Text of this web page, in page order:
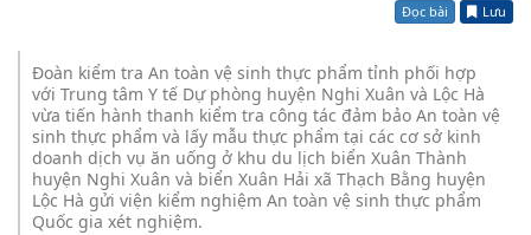
Đọc bài Lưu
Đoàn kiểm tra An toàn vệ sinh thực phẩm tỉnh phối hợp
với Trung tâm Y tế Dự phòng huyện Nghi Xuân và Lộc Hà
vừa tiến hành thanh kiểm tra công tác đảm bảo An toàn vệ
sinh thực phẩm và lấy mẫu thực phẩm tại các cơ sở kinh
doanh dịch vụ ăn uống ở khu du lịch biển Xuân Thành
huyện Nghi Xuân và biển Xuân Hải xã Thạch Bằng huyện
Lộc Hà gửi viện kiểm nghiệm An toàn vệ sinh thực phẩm
Quốc gia xét nghiệm.